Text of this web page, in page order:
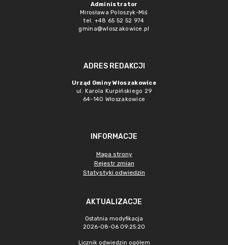
Administrator
Mirosława Poloszyk-Miś
tel. +48 65 52 52 974
gmina@wloszakowice.pl
ADRES REDAKCJI
Urząd Gminy Włoszakowice
ul. Karola Kurpińskiego 29
64-140 Włoszakowice
INFORMACJE
Mapa strony
Rejestr zmian
Statystyki odwiedzin
AKTUALIZACJE
Ostatnia modyfikacja
2026-08-06 09:25:20
Licznik odwiedzin ogółem